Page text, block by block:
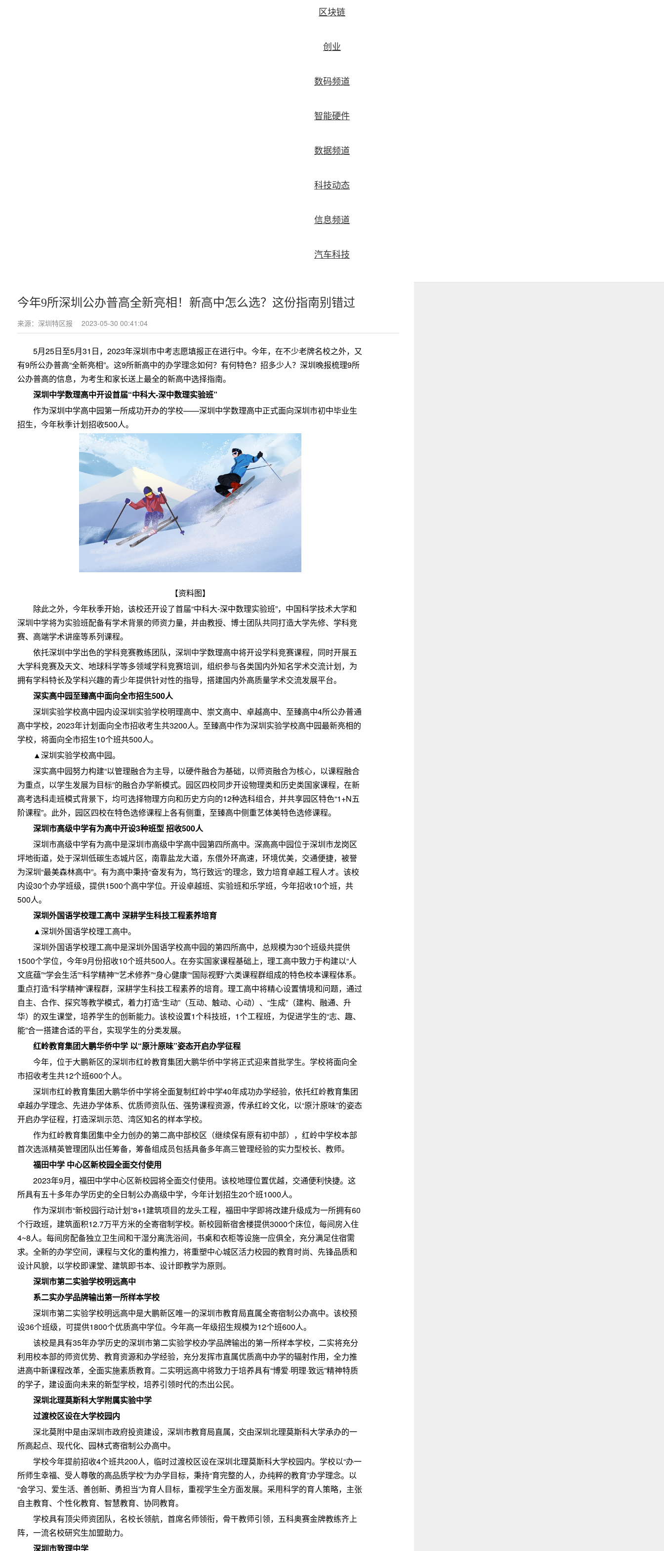
区块链
创业
数码频道
智能硬件
数据频道
科技动态
信息频道
汽车科技
今年9所深圳公办普高全新亮相！新高中怎么选？这份指南别错过
来源：深圳特区报 2023-05-30 00:41:04
5月25日至5月31日，2023年深圳市中考志愿填报正在进行中。今年，在不少老牌名校之外，又
有9所公办普高“全新亮相”。这9所新高中的办学理念如何？有何特色？招多少人？深圳晚报梳理9所
公办普高的信息，为考生和家长送上最全的新高中选择指南。
深圳中学数理高中开设首届“中科大-深中数理实验班”
作为深圳中学高中园第一所成功开办的学校——深圳中学数理高中正式面向深圳市初中毕业生
招生，今年秋季计划招收500人。
【资料图】
除此之外，今年秋季开始，该校还开设了首届“中科大-深中数理实验班”，中国科学技术大学和
深圳中学将为实验班配备有学术背景的师资力量，并由教授、博士团队共同打造大学先修、学科竞
赛、高端学术讲座等系列课程。
依托深圳中学出色的学科竞赛教练团队，深圳中学数理高中将开设学科竞赛课程，同时开展五
大学科竞赛及天文、地球科学等多领域学科竞赛培训，组织参与各类国内外知名学术交流计划，为
拥有学科特长及学科兴趣的青少年提供针对性的指导，搭建国内外高质量学术交流发展平台。
深实高中园至臻高中面向全市招生500人
深圳实验学校高中园内设深圳实验学校明理高中、崇文高中、卓越高中、至臻高中4所公办普通
高中学校，2023年计划面向全市招收考生共3200人。至臻高中作为深圳实验学校高中园最新亮相的
学校，将面向全市招生10个班共500人。
▲深圳实验学校高中园。
深实高中园努力构建“以管理融合为主导，以硬件融合为基础，以师资融合为核心，以课程融合
为重点，以学生发展为目标”的融合办学新模式。园区四校同步开设物理类和历史类国家课程，在新
高考选科走班模式背景下，均可选择物理方向和历史方向的12种选科组合，并共享园区特色“1+N五
阶课程”。此外，园区四校在特色选修课程上各有侧重，至臻高中侧重艺体美特色选修课程。
深圳市高级中学有为高中开设3种班型 招收500人
深圳市高级中学有为高中是深圳市高级中学高中园第四所高中。深高高中园位于深圳市龙岗区
坪地街道，处于深圳低碳生态城片区，南靠盐龙大道，东偎外环高速，环境优美，交通便捷，被誉
为深圳“最美森林高中”。有为高中秉持“奋发有为，笃行致远”的理念，致力培育卓越工程人才。该校
内设30个办学班级，提供1500个高中学位。开设卓越班、实验班和乐学班，今年招收10个班，共
500人。
深圳外国语学校理工高中 深耕学生科技工程素养培育
▲深圳外国语学校理工高中。
深圳外国语学校理工高中是深圳外国语学校高中园的第四所高中，总规模为30个班级共提供
1500个学位，今年9月份招收10个班共500人。在夯实国家课程基础上，理工高中致力于构建以“人
文底蕴”“学会生活”“科学精神”“艺术修养”“身心健康”“国际视野”六类课程群组成的特色校本课程体系。
重点打造“科学精神”课程群，深耕学生科技工程素养的培育。理工高中将精心设置情境和问题，通过
自主、合作、探究等教学模式，着力打造“生动”（互动、触动、心动）、“生成”（建构、融通、升
华）的双生课堂，培养学生的创新能力。该校设置1个科技班，1个工程班，为促进学生的“志、趣、
能”合一搭建合适的平台，实现学生的分类发展。
红岭教育集团大鹏华侨中学 以“原汁原味”姿态开启办学征程
今年，位于大鹏新区的深圳市红岭教育集团大鹏华侨中学将正式迎来首批学生。学校将面向全
市招收考生共12个班600个人。
深圳市红岭教育集团大鹏华侨中学将全面复制红岭中学40年成功办学经验，依托红岭教育集团
卓越办学理念、先进办学体系、优质师资队伍、强势课程资源，传承红岭文化，以“原汁原味”的姿态
开启办学征程，打造深圳示范、湾区知名的样本学校。
作为红岭教育集团集中全力创办的第二高中部校区（继续保有原有初中部），红岭中学校本部
首次选派精英管理团队出任筹备，筹备组成员包括具备多年高三管理经验的实力型校长、教师。
福田中学 中心区新校园全面交付使用
2023年9月，福田中学中心区新校园将全面交付使用。该校地理位置优越，交通便利快捷。这
所具有五十多年办学历史的全日制公办高级中学，今年计划招生20个班1000人。
作为深圳市“新校园行动计划”8+1建筑项目的龙头工程，福田中学即将改建升级成为一所拥有60
个行政班，建筑面积12.7万平方米的全寄宿制学校。新校园新宿舍楼提供3000个床位，每间房入住
4~8人。每间房配备独立卫生间和干湿分离洗浴间，书桌和衣柜等设施一应俱全，充分满足住宿需
求。全新的办学空间，课程与文化的重构推力，将重塑中心城区活力校园的教育时尚、先锋品质和
设计风貌，以学校即课堂、建筑即书本、设计即教学为原则。
深圳市第二实验学校明远高中
系二实办学品牌输出第一所样本学校
深圳市第二实验学校明远高中是大鹏新区唯一的深圳市教育局直属全寄宿制公办高中。该校预
设36个班级，可提供1800个优质高中学位。今年高一年级招生规模为12个班600人。
该校是具有35年办学历史的深圳市第二实验学校办学品牌输出的第一所样本学校，二实将充分
利用校本部的师资优势、教育资源和办学经验，充分发挥市直属优质高中办学的辐射作用，全力推
进高中新课程改革，全面实施素质教育。二实明远高中将致力于培养具有“博爱·明理·致远”精神特质
的学子，建设面向未来的新型学校，培养引领时代的杰出公民。
深圳北理莫斯科大学附属实验中学
过渡校区设在大学校园内
深北莫附中是由深圳市政府投资建设，深圳市教育局直属，交由深圳北理莫斯科大学承办的一
所高起点、现代化、园林式寄宿制公办高中。
学校今年提前招收4个班共200人，临时过渡校区设在深圳北理莫斯科大学校园内。学校以“办一
所师生幸福、受人尊敬的高品质学校”为办学目标，秉持“育完整的人，办纯粹的教育”办学理念。以
“会学习、爱生活、善创新、勇担当”为育人目标，重视学生全方面发展。采用科学的育人策略，主张
自主教育、个性化教育、智慧教育、协同教育。
学校具有顶尖师资团队，名校长领航，首席名师领衔，骨干教师引领，五科奥赛金牌教练齐上
阵，一流名校研究生加盟助力。
深圳市致理中学